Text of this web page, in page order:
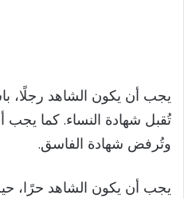
يجب أن يكون الشاهد رجلًا،
تُقبل شهادة النساء. كما يجب
وتُرفض شهادة الفاسق.
يجب أن يكون الشاهد حرًا،